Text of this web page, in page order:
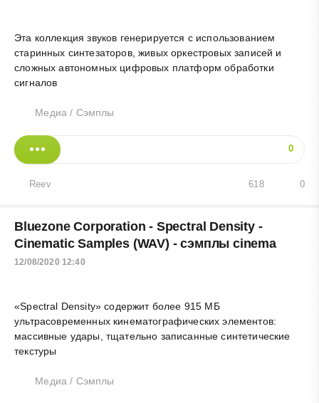
Эта коллекция звуков генерируется с использованием
старинных синтезаторов, живых оркестровых записей и
сложных автономных цифровых платформ обработки
сигналов
Медиа / Сэмплы
0
Reev 0
618
Bluezone Corporation - Spectral Density -
Cinematic Samples (WAV) - сэмплы cinema
12/08/2020 12:40
«Spectral Density» содержит более 915 МБ
ультрасовременных кинематографических элементов:
массивные удары, тщательно записанные синтетические
текстуры
Медиа / Сэмплы